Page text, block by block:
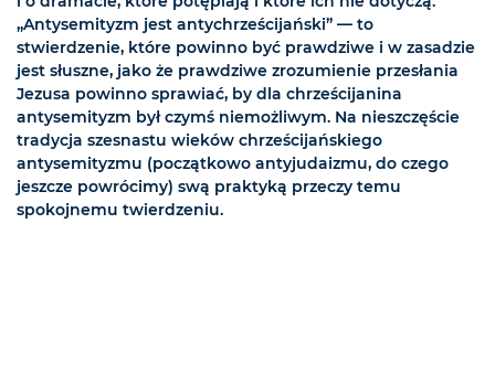
„Antysemityzm jest antychrześcijański” — to
stwierdzenie, które powinno być prawdziwe i w zasadzie
jest słuszne, jako że prawdziwe zrozumienie przesłania
Jezusa powinno sprawiać, by dla chrześcijanina
antysemityzm był czymś niemożliwym. Na nieszczęście
tradycja szesnastu wieków chrześcijańskiego
antysemityzmu (początkowo antyjudaizmu, do czego
jeszcze powrócimy) swą praktyką przeczy temu
spokojnemu twierdzeniu.